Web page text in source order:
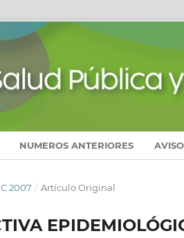
NUMEROS ANTERIORES
2007 / Artículo Original